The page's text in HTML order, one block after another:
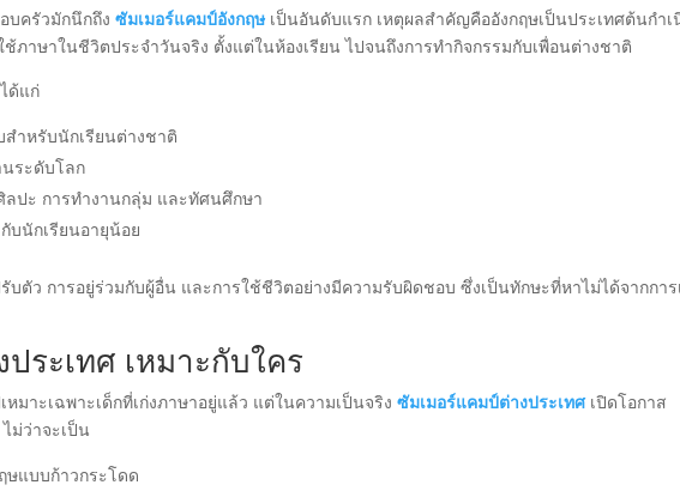
บครัวมักนึกถึงซัมเมอร์แคมป์อังกฤษเป็นอันดับแรก เหตุผลสำคัญคืออังกฤษเป็นประเทศต้นกำเ
ภาษาในชีวิตประจำวันจริง ตั้งแต่ในห้องเรียน ไปจนถึงการทำกิจกรรมกับเพื่อนต่างชาติ
ด้แก่
ำหรับนักเรียนต่างชาติ
ระดับโลก
ลปะ การทำงานกลุ่ม และทัศนศึกษา
บนักเรียนอายุน้อย
บตัว การอยู่ร่วมกับผู้อื่น และการใช้ชีวิตอย่างมีความรับผิดชอบ ซึ่งเป็นทักษะที่หาไม่ได้จากการ
ระเทศ เหมาะกับใคร
มาะเฉพาะเด็กที่เก่งภาษาอยู่แล้ว แต่ในความเป็นจริง ซัมเมอร์แคมป์ต่างประเทศเปิดโอกาส
ม่ว่าจะเป็น
แบบก้าวกระโดด